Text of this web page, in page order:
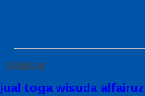
Sidebar
jual toga wisuda alfairuz